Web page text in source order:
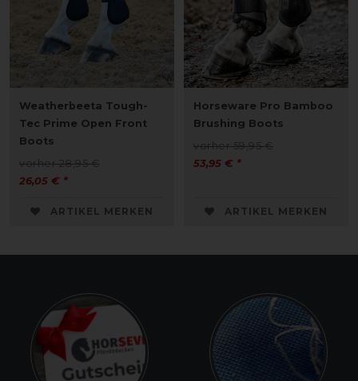
Weatherbeeta Tough-
Tec Prime Open Front
Boots
vorher 28,95 €
26,05 € *
ARTIKEL MERKEN
Horseware Pro Bamboo
Brushing Boots
vorher 59,95 €
53,95 € *
ARTIKEL MERKEN